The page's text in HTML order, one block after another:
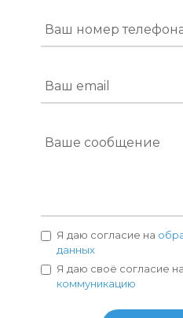
Ваш номер
Ваш email
Ваше сообщение
Я даю согласие на
данных
Я даю своё согласие на
коммуникацию